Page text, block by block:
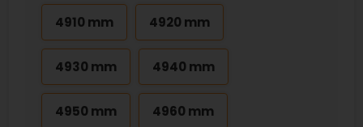
4910 mm 4920 mm
4930 mm 4940 mm
4950 mm 4960 mm